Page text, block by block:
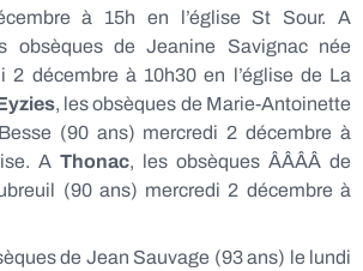
à 15h en l’église St Sour. A
obsèques de Jeanine Savignac née
2 décembre à 10h30 en l’église de La
, les obsèques de Marie-Antoinette
(90 ans) mercredi 2 décembre à
A Thonac, les obsèques ÂÂÂÂ de
(90 ans) mercredi 2 décembre à
de Jean Sauvage (93 ans) le lundi